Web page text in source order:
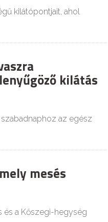
kilátópontjait, ahol
kilátás
az egész
mesés
és a Kőszegi-hegység